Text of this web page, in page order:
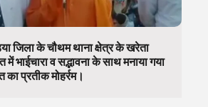
जिला के चौथम थाना क्षेत्र के खरेता
में भाईचारा व सद्भावना के साथ मनाया गया
का प्रतीक मोहर्रम।